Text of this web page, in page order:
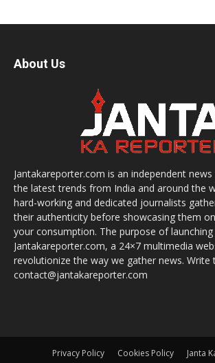
About Us
Jantakareporter.com is an independent
the latest trends from India and around the
hard-working and dedicated journalists
their authenticity before showcasing them
your consumption. The purpose of launching
Jantakareporter.com, a 24×7 multimedia
revolutionize the way we gather news. Write
contact@jantakareporter.com
Privacy Policy Cookies Policy Janta